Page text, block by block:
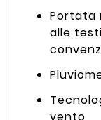
Portata
alle